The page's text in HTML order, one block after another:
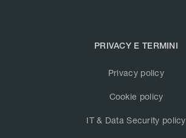
PRIVACY E TERMINI
Privacy policy
Cookie policy
IT & Data Security policy